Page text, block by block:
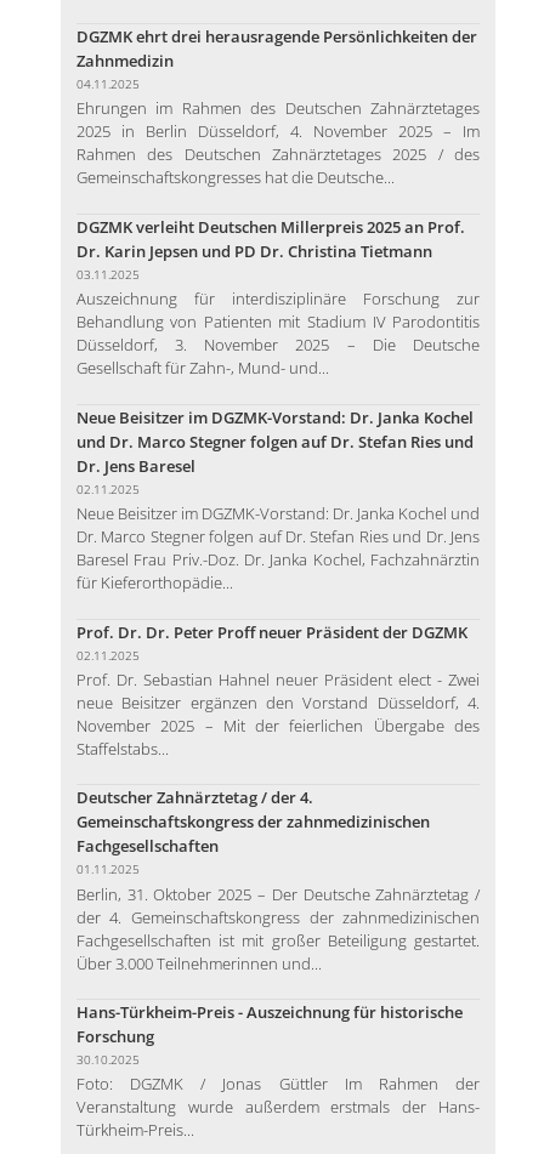
DGZMK ehrt drei herausragende Persönlichkeiten der
Zahnmedizin
04.11.2025
Ehrungen im Rahmen des Deutschen Zahnärztetages
2025 in Berlin Düsseldorf, 4. November 2025 – Im
Rahmen des Deutschen Zahnärztetages 2025 / des
Gemeinschaftskongresses hat die Deutsche...
DGZMK verleiht Deutschen Millerpreis 2025 an Prof.
Dr. Karin Jepsen und PD Dr. Christina Tietmann
03.11.2025
Auszeichnung für interdisziplinäre Forschung zur
Behandlung von Patienten mit Stadium IV Parodontitis
Düsseldorf, 3. November 2025 – Die Deutsche
Gesellschaft für Zahn-, Mund- und...
Neue Beisitzer im DGZMK-Vorstand: Dr. Janka Kochel
und Dr. Marco Stegner folgen auf Dr. Stefan Ries und
Dr. Jens Baresel
02.11.2025
Neue Beisitzer im DGZMK-Vorstand: Dr. Janka Kochel und
Dr. Marco Stegner folgen auf Dr. Stefan Ries und Dr. Jens
Baresel Frau Priv.-Doz. Dr. Janka Kochel, Fachzahnärztin
für Kieferorthopädie...
Prof. Dr. Dr. Peter Proff neuer Präsident der DGZMK
02.11.2025
Prof. Dr. Sebastian Hahnel neuer Präsident elect - Zwei
neue Beisitzer ergänzen den Vorstand Düsseldorf, 4.
November 2025 – Mit der feierlichen Übergabe des
Staffelstabs...
Deutscher Zahnärztetag / der 4.
Gemeinschaftskongress der zahnmedizinischen
Fachgesellschaften
01.11.2025
Berlin, 31. Oktober 2025 – Der Deutsche Zahnärztetag /
der 4. Gemeinschaftskongress der zahnmedizinischen
Fachgesellschaften ist mit großer Beteiligung gestartet.
Über 3.000 Teilnehmerinnen und...
Hans-Türkheim-Preis - Auszeichnung für historische
Forschung
30.10.2025
Foto: DGZMK / Jonas Güttler Im Rahmen der
Veranstaltung wurde außerdem erstmals der Hans-
Türkheim-Preis...